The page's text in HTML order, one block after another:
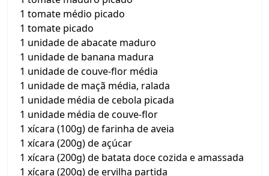
1 tomate médio picado
1 tomate picado
1 unidade de abacate maduro
1 unidade de banana madura
1 unidade de couve-flor média
1 unidade de maçã média, ralada
1 unidade média de cebola picada
1 unidade média de couve-flor
1 xícara (100g) de farinha de aveia
1 xícara (200g) de açúcar
1 xícara (200g) de batata doce cozida e amassada
1 xícara (200g) de ervilha partida